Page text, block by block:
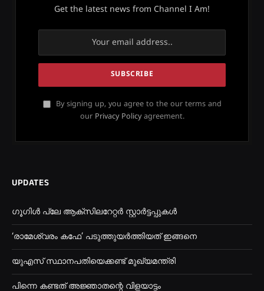
Get the latest news from Channel I Am!
By signing up, you agree to the our terms and
our Privacy Policyagreement.
UPDATES
ഗൂഗിൾ പ്ലേ ആക്സിലറേറ്റർ സ്റ്റാർട്ടപ്പുകൾ
‘രാമേശ്വരം കഫേ’ പടുത്തുയർത്തിയത് ഇങ്ങനെ
യുഎസ് സ്ഥാനപതിയെക്കണ്ട് മുഖ്യമന്ത്രി
പിന്നെ കണ്ടത് അജ്ഞാതന്റെ വിളയാട്ടം